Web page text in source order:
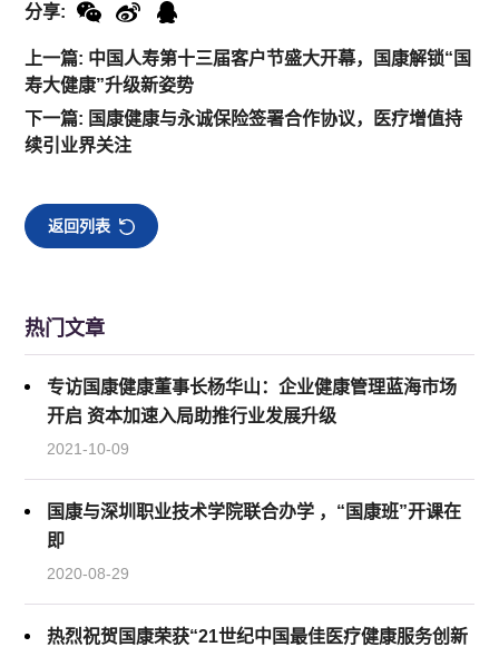
上一篇: 中国人寿第十三届客户节盛大开幕，国康解锁“国
寿大健康”升级新姿势
下一篇: 国康健康与永诚保险签署合作协议，医疗增值持
续引业界关注
分享:
返回列表
热门文章
专访国康健康董事长杨华山：企业健康管理蓝海市场
开启 资本加速入局助推行业发展升级
2021-10-09
国康与深圳职业技术学院联合办学 ，“国康班”开课在
即
2020-08-29
热烈祝贺国康荣获“21世纪中国最佳医疗健康服务创新